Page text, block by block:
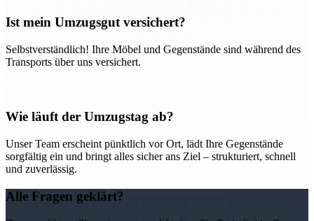
Ist mein Umzugsgut versichert?
Selbstverständlich! Ihre Möbel und Gegenstände sind während des
Transports über uns versichert.
Wie läuft der Umzugstag ab?
Unser Team erscheint pünktlich vor Ort, lädt Ihre Gegenstände
sorgfältig ein und bringt alles sicher ans Ziel – strukturiert, schnell
und zuverlässig.
Alle Fragen geklärt?